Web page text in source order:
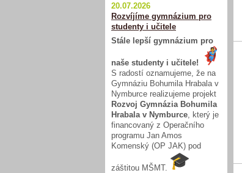
20.07.2026
Rozvíjíme gymnázium pro
studenty i učitele
Stále lepší gymnázium pro
naše studenty i učitele!
S radostí oznamujeme, že na
Gymnáziu Bohumila Hrabala v
Nymburce realizujeme projekt
Rozvoj Gymnázia Bohumila
Hrabala v Nymburce, který je
financovaný z Operačního
programu Jan Amos
Komenský (OP JAK) pod
záštitou MŠMT.